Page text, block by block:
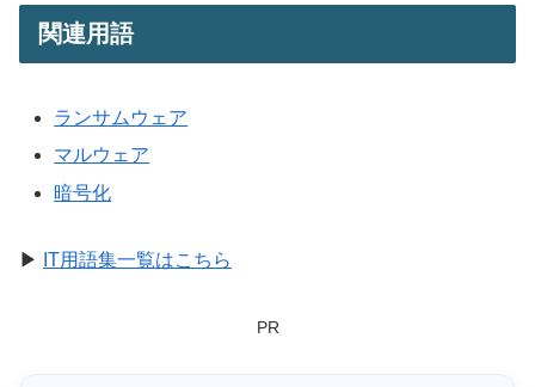
関連用語
ランサムウェア
マルウェア
暗号化
▶ IT用語集一覧はこちら
PR